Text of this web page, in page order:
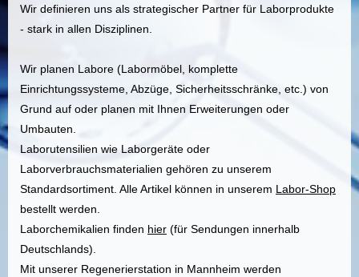
Wir definieren uns als strategischer Partner für Laborprodukte
- stark in allen Disziplinen.
Wir planen Labore (Labormöbel, komplette
Einrichtungssysteme, Abzüge, Sicherheitsschränke, etc.) von
Grund auf oder planen mit Ihnen Erweiterungen oder
Umbauten.
Laborutensilien wie Laborgeräte oder
Laborverbrauchsmaterialien gehören zu unserem
Standardsortiment. Alle Artikel können in unserem Labor-Shop
bestellt werden.
Laborchemikalien finden hier (für Sendungen innerhalb
Deutschlands).
Mit unserer Regenerierstation in Mannheim werden